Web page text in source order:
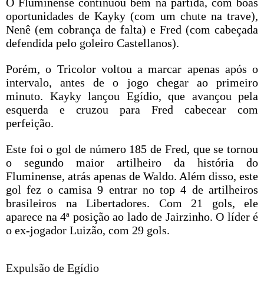
oportunidades de Kayky (com um chute na trave),
Nenê (em cobrança de falta) e Fred (com cabeçada
defendida pelo goleiro Castellanos).
Porém, o Tricolor voltou a marcar apenas após o
intervalo, antes de o jogo chegar ao primeiro
minuto. Kayky lançou Egídio, que avançou pela
esquerda e cruzou para Fred cabecear com
perfeição.
Este foi o gol de número 185 de Fred, que se tornou
o segundo maior artilheiro da história do
Fluminense, atrás apenas de Waldo. Além disso, este
gol fez o camisa 9 entrar no top 4 de artilheiros
brasileiros na Libertadores. Com 21 gols, ele
aparece na 4ª posição ao lado de Jairzinho. O líder é
o ex-jogador Luizão, com 29 gols.
Expulsão de Egídio